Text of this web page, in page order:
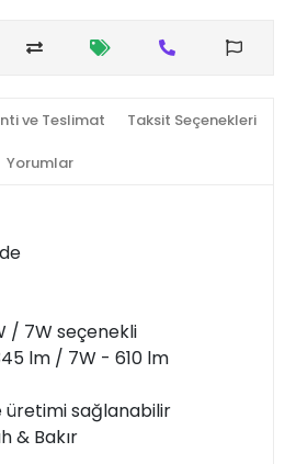
ve Teslimat Taksit Seçenekleri
Yorumlar
/ 7W seçenekli
lm / 7W - 610 lm
üretimi sağlanabilir
& Bakır